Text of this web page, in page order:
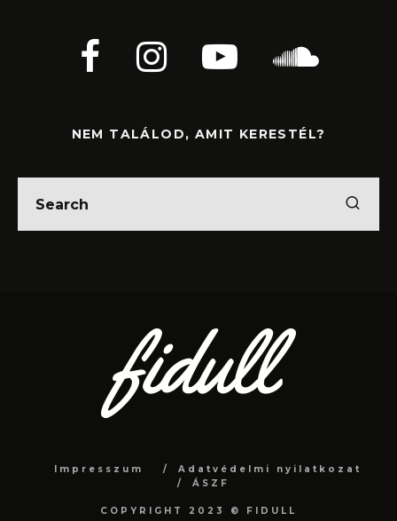
NEM TALÁLOD, AMIT KERESTÉL?
Impresszum
Adatvédelmi nyilatkozat
ÁSZF
COPYRIGHT 2023 © FIDULL